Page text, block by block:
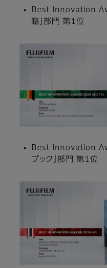
Best Innovation
籍」部門 第1位
Best Innovation
ブック」部門 第1位